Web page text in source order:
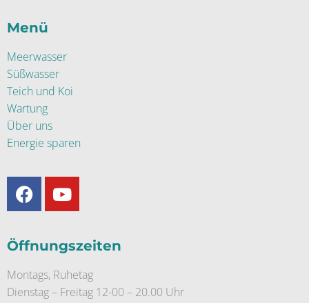
Menü
Meerwasser
Süßwasser
Teich und Koi
Wartung
Über uns
Energie sparen
Öffnungszeiten
Montags, Ruhetag
Dienstag – Freitag 12-00 – 20.00 Uhr